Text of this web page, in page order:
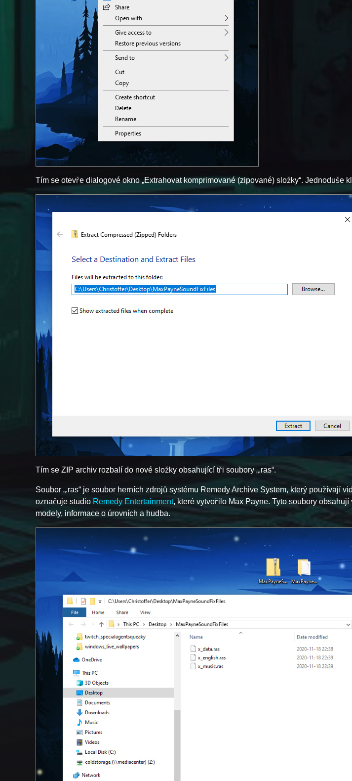
Tím se otevře dialogové okno „Extrahovat komprimované (zipované) složky“. Jednoduše
Tím se ZIP archiv rozbalí do nové složky obsahující tři soubory „.ras“.
Soubor „.ras“ je soubor herních zdrojů systému Remedy Archive System, který používají
označuje studio Remedy Entertainment, které vytvořilo Max Payne. Tyto soubory
modely, informace o úrovních a hudba.